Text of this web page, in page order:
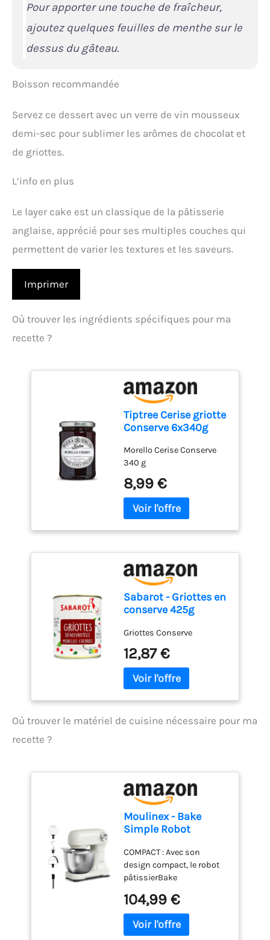
Pour apporter une touche de fraîcheur,
ajoutez quelques feuilles de menthe sur le
dessus du gâteau.
Boisson recommandée
Servez ce dessert avec un verre de vin mousseux
demi-sec pour sublimer les arômes de chocolat et
de griottes.
L’info en plus
Le layer cake est un classique de la pâtisserie
anglaise, apprécié pour ses multiples couches qui
permettent de varier les textures et les saveurs.
Imprimer
Où trouver les ingrédients spécifiques pour ma
recette ?
Tiptree Cerise griotte
Conserve 6x340g
Morello Cerise Conserve
340 g
8,99 €
Sabarot - Griottes en
conserve 425g
Griottes Conserve
12,87 €
Où trouver le matériel de cuisine nécessaire pour ma
recette ?
Moulinex - Bake
Simple Robot
fouet, batteur et
crochet
COMPACT : Avec son
design compact, le robot
pâtissierBake
parfaitement à toutes les
cuisines - sataillen'est pas
plus grande qu'une feuille
104,99 €